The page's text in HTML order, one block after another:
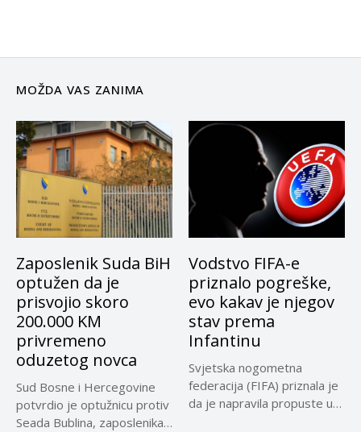
MOŽDA VAS ZANIMA
Zaposlenik Suda BiH
optužen da je
prisvojio skoro
200.000 KM
privremeno
oduzetog novca
Sud Bosne i Hercegovine
potvrdio je optužnicu protiv
Seada Bublina, zaposlenika
Vodstvo FIFA-e
priznalo pogreške,
evo kakav je njegov
stav prema
Infantinu
Svjetska nogometna
federacija (FIFA) priznala je
da je napravila propuste u